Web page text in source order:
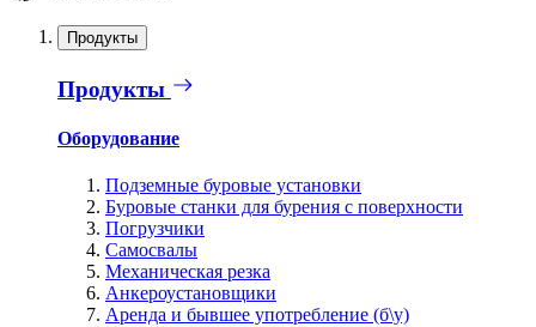
Продукты
Продукты
Оборудование
Подземные буровые установки
Буровые станки для бурения с поверхности
Погрузчики
Самосвалы
Механическая резка
Анкероустановщики
Аренда и бывшее употребление (б\у)